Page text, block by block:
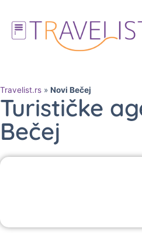
Travelist.rs » Novi Bečej
Turističke
Bečej